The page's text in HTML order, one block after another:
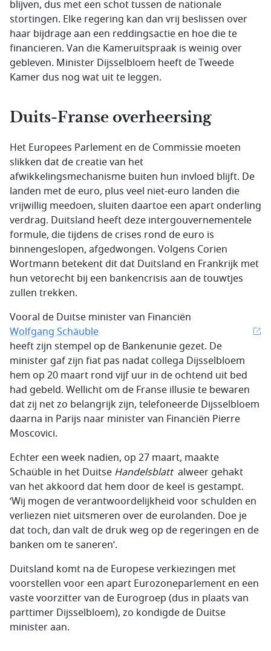
blijven, dus met een schot tussen de nationale
stortingen. Elke regering kan dan vrij beslissen over
haar bijdrage aan een reddingsactie en hoe die te
financieren. Van die Kameruitspraak is weinig over
gebleven. Minister Dijsselbloem heeft de Tweede
Kamer dus nog wat uit te leggen.
Duits-Franse overheersing
Het Europees Parlement en de Commissie moeten
slikken dat de creatie van het
afwikkelingsmechanisme buiten hun invloed blijft. De
landen met de euro, plus veel niet-euro landen die
vrijwillig meedoen, sluiten daartoe een apart onderling
verdrag. Duitsland heeft deze intergouvernementele
formule, die tijdens de crises rond de euro is
binnengeslopen, afgedwongen. Volgens Corien
Wortmann betekent dit dat Duitsland en Frankrijk met
hun vetorecht bij een bankencrisis aan de touwtjes
zullen trekken.
Vooral de Duitse minister van Financiën
Wolfgang Schäuble
heeft zijn stempel op de Bankenunie gezet. De
minister gaf zijn fiat pas nadat collega Dijsselbloem
hem op 20 maart rond vijf uur in de ochtend uit bed
had gebeld. Wellicht om de Franse illusie te bewaren
dat zij net zo belangrijk zijn, telefoneerde Dijsselbloem
daarna in Parijs naar minister van Financiën Pierre
Moscovici.
Echter een week nadien, op 27 maart, maakte
Schaüble in het Duitse Handelsblatt alweer gehakt
van het akkoord dat hem door de keel is gestampt.
‘Wij mogen de verantwoordelijkheid voor schulden en
verliezen niet uitsmeren over de eurolanden. Doe je
dat toch, dan valt de druk weg op de regeringen en de
banken om te saneren’.
Duitsland komt na de Europese verkiezingen met
voorstellen voor een apart Eurozoneparlement en een
vaste voorzitter van de Eurogroep (dus in plaats van
parttimer Dijsselbloem), zo kondigde de Duitse
minister aan.